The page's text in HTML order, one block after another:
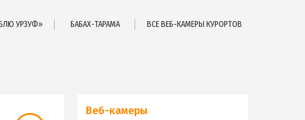
Отдых в бархатный сезон
УРЗУФ» БАБАХ-ТАРАМА ВСЕ ВЕБ-КАМЕРЫ КУРОРТОВ
Веб-камеры